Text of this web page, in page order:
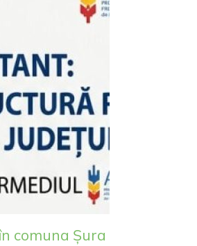
comuna Șura